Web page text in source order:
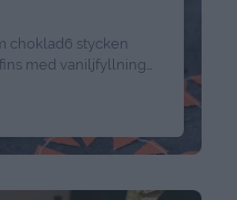
choklad6 stycken
med vaniljfyllning
en deg.Forma dem